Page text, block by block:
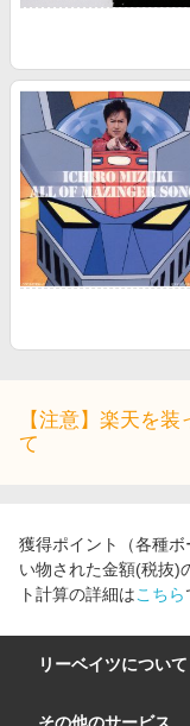
【注意】楽天を
て
獲得ポイント（各種
い物された金額(税抜)
ト計算の詳細はこちら
リーベイツについて
会社概要